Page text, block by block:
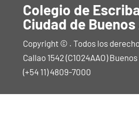
Colegio de
Ciudad de
Copyright © . Todos los
Callao 1542 (C1024AAO)
(+54 11) 4809-7000